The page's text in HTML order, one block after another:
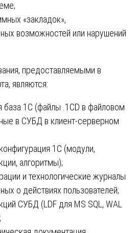
«закладок»,
возможностей или нарушений
предоставляемыми в
являются:
база 1С (файлы .1CD в файловом
в СУБД в клиент-серверном
1С (модули,
алгоритмы);
и технологические журналы
о действиях пользователей;
СУБД (LDF для MS SQL, WAL